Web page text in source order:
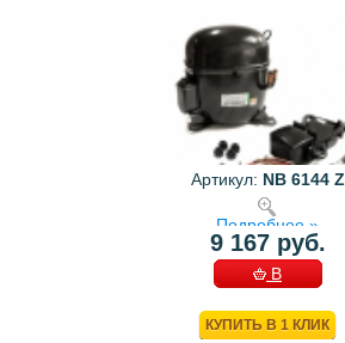
Артикул: NB 6144 Z
Подробнее »
9 167 руб.
В
КУПИТЬ В 1 КЛИК